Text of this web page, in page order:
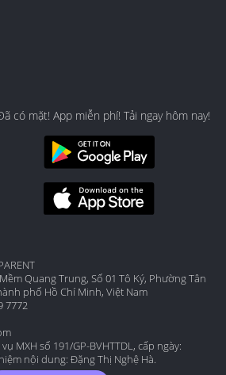
có mặt! App miễn phí! Tải ngay hôm nay!
Quang Trung, Số 01 Tô Ký, Phường Tân
phố Hồ Chí Minh, Việt Nam
7772
MXH số 191/GP-BVHTTDL, cấp ngày:
nội dung: Đặng Thị Nghệ Hà.